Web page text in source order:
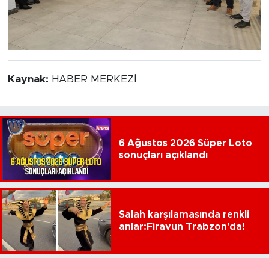
Kaynak: HABER MERKEZİ
6 Ağustos 2026 Süper Loto
sonuçları açıklandı
Salah karşılamasında renkli
anlar:Firavun Trabzon'da!